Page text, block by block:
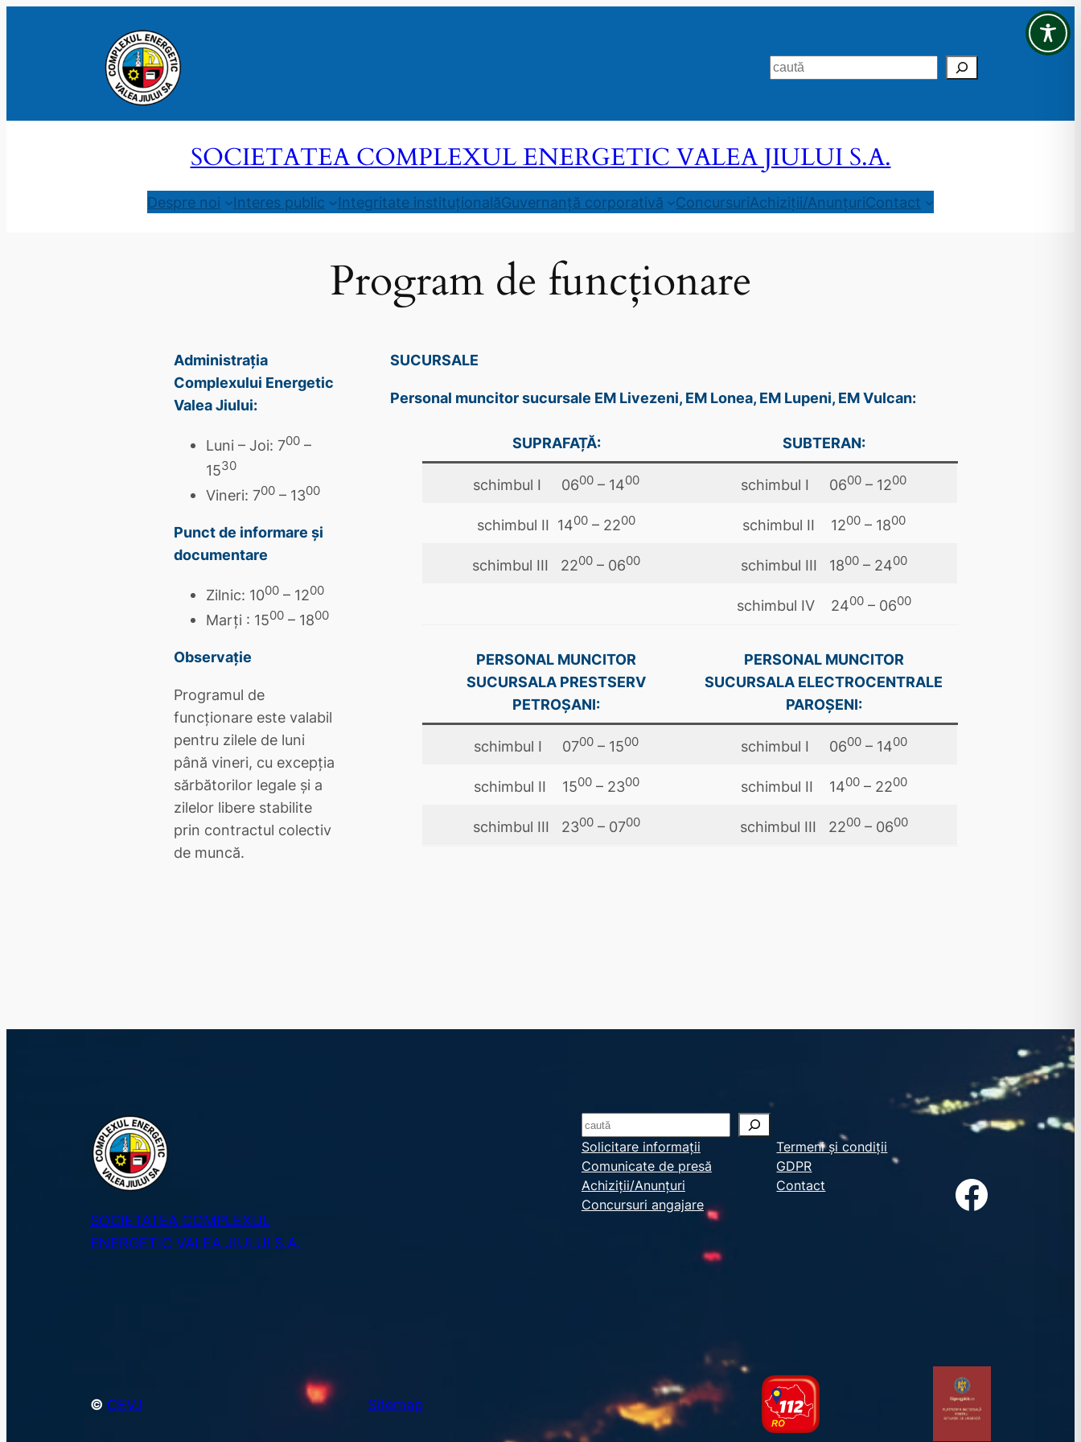
Search
SOCIETATEA COMPLEXUL ENERGETIC VALEA JIULUI S.A.
Despre noi Interes public Integritate instituționalăGuvernanță corporativă ConcursuriAchiziții/AnunțuriContact
Program de funcționare
Administrația
Complexului Energetic
Valea Jiului:
Luni – Joi: 700 –
1530
Vineri: 700 – 1300
Punct de informare și
documentare
Zilnic: 1000 – 1200
Marți : 1500 – 1800
Observație
Programul de
funcţionare este valabil
pentru zilele de luni
până vineri, cu excepţia
sărbătorilor legale şi a
zilelor libere stabilite
prin contractul colectiv
de muncă.
SUCURSALE
Personal muncitor sucursale EM Livezeni, EM Lonea, EM Lupeni, EM Vulcan:
SUPRAFAȚĂ: SUBTERAN:
schimbul I 0600 – 1400 schimbul I 0600 – 1200
schimbul II 1400 – 2200 schimbul II 1200– 1800
schimbul III 2200 – 0600 schimbul III 1800– 2400
schimbul IV 2400– 0600
PERSONAL MUNCITOR
SUCURSALA PRESTSERV
PETROŞANI:
PERSONAL MUNCITOR
SUCURSALA ELECTROCENTRALE
PAROŞENI:
schimbul I 0700 – 1500 schimbul I 0600– 1400
schimbul II 1500– 2300 schimbul II 1400– 2200
schimbul III 2300– 0700 schimbul III 2200– 0600
SOCIETATEA COMPLEXUL
ENERGETIC VALEA JIULUI S.A.
S
e
a
r
c
Solicitare informații
Comunicate de presă
Achiziții/Anunțuri
Concursuri angajare
Termeni și condiții
GDPR
Contact
Facebook
© CEVJ Sitemap